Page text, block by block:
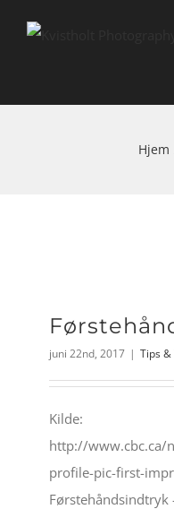
Hjem
juni 22nd, 2017 | Tips &
Kilde:
http://www.cbc.ca/
profile-pic-first-